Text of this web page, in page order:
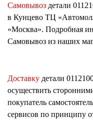
Самовывоз детали
в Кунцево ТЦ
«Москва». Подробная
Самовывоз из наших
Доставку детали
осуществить
покупатель
сервисов по принципу